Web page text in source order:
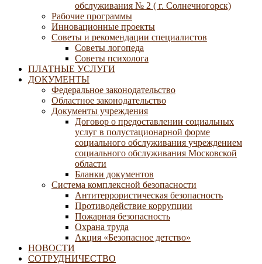
обслуживания № 2 ( г. Солнечногорск)
Рабочие программы
Инновационные проекты
Советы и рекомендации специалистов
Советы логопеда
Советы психолога
ПЛАТНЫЕ УСЛУГИ
ДОКУМЕНТЫ
Федеральное законодательство
Областное законодательство
Документы учреждения
Договор о предоставлении социальных
услуг в полустационарной форме
социального обслуживания учреждением
социального обслуживания Московской
области
Бланки документов
Система комплексной безопасности
Антитеррористическая безопасность
Противодействие коррупции
Пожарная безопасность
Охрана труда
Акция «Безопасное детство»
НОВОСТИ
СОТРУДНИЧЕСТВО